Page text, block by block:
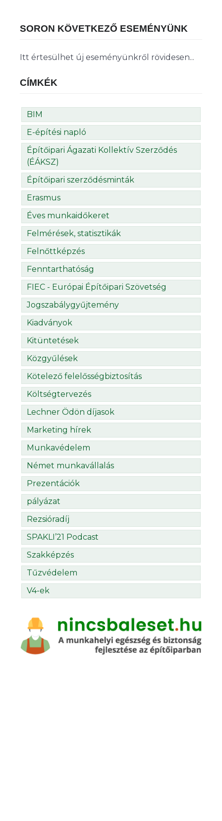
SORON KÖVETKEZŐ ESEMÉNYÜNK
Itt értesülhet új eseményünkről rövidesen...
CÍMKÉK
BIM
E-építési napló
Építőipari Ágazati Kollektív Szerződés
(ÉÁKSZ)
Építőipari szerződésminták
Erasmus
Éves munkaidőkeret
Felmérések, statisztikák
Felnőttképzés
Fenntarthatóság
FIEC - Európai Építőipari Szövetség
Jogszabálygyűjtemény
Kiadványok
Kitüntetések
Közgyűlések
Kötelező felelősségbiztosítás
Költségtervezés
Lechner Ödön díjasok
Marketing hírek
Munkavédelem
Német munkavállalás
Prezentációk
pályázat
Rezsióradíj
SPAKLI’21 Podcast
Szakképzés
Tűzvédelem
V4-ek